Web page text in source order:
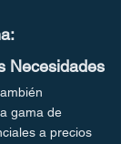
Necesidades
gama de
a precios